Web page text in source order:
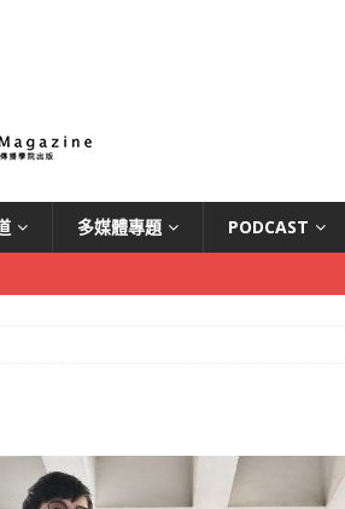
多媒體專題 PODCAST